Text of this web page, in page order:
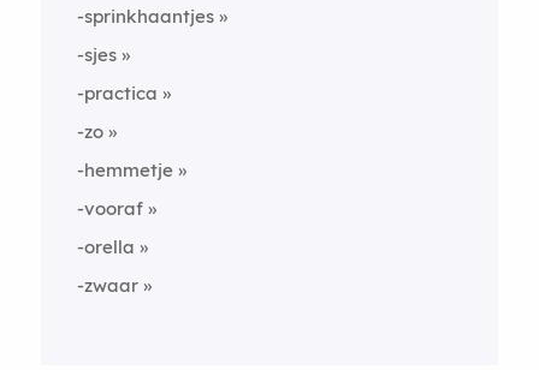
-sprinkhaantjes
-sjes
-practica
-zo
-hemmetje
-vooraf
-orella
-zwaar